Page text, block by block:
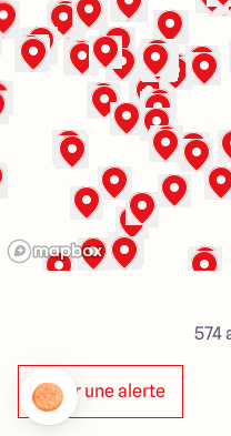
4.4
574
Créer une alerte